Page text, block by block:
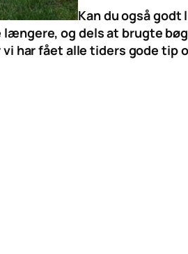
Kan du også godt
og dels at brugte
har fået alle tiders gode tip